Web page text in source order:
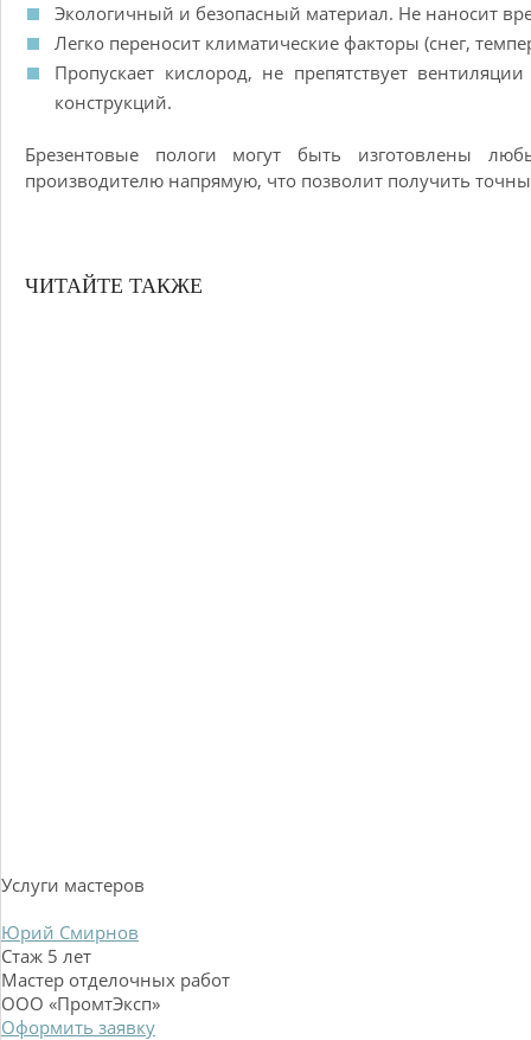
Экологичный и безопасный материал. Не наносит
Легко переносит климатические факторы (снег,
Пропускает кислород, не препятствует
конструкций.
Брезентовые пологи могут быть изготовлены
производителю напрямую, что позволит получить
ЧИТАЙТЕ ТАКЖЕ
Услуги мастеров
Юрий Смирнов
Стаж 5 лет
Мастер отделочных работ
ООО «ПромтЭксп»
Оформить заявку